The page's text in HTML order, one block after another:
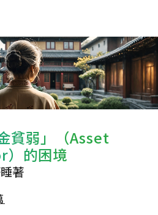
貧弱」（Asset
）的困境
著